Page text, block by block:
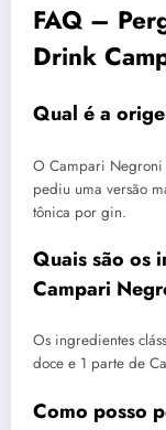
FAQ –
Drink
Qual é a
O Campari
pediu uma versão
tônica por gin.
Quais são os
Campari
Os ingredientes
doce e 1 parte de
Como posso